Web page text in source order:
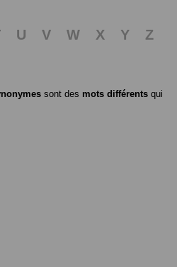
U V W X Y Z
sont des mots différents qui